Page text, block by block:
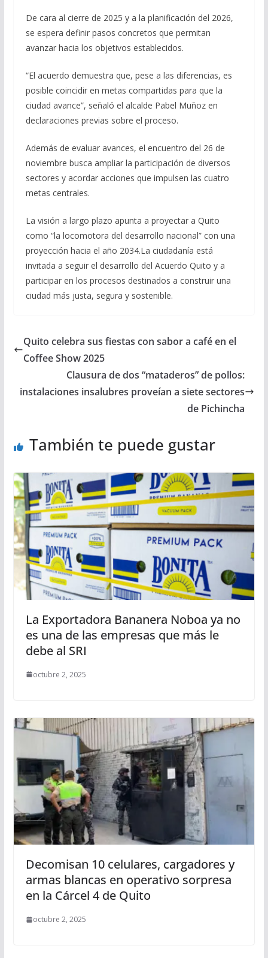
De cara al cierre de 2025 y a la planificación del 2026,
se espera definir pasos concretos que permitan
avanzar hacia los objetivos establecidos.
“El acuerdo demuestra que, pese a las diferencias, es
posible coincidir en metas compartidas para que la
ciudad avance”, señaló el alcalde Pabel Muñoz en
declaraciones previas sobre el proceso.
Además de evaluar avances, el encuentro del 26 de
noviembre busca ampliar la participación de diversos
sectores y acordar acciones que impulsen las cuatro
metas centrales.
La visión a largo plazo apunta a proyectar a Quito
como “la locomotora del desarrollo nacional” con una
proyección hacia el año 2034.La ciudadanía está
invitada a seguir el desarrollo del Acuerdo Quito y a
participar en los procesos destinados a construir una
ciudad más justa, segura y sostenible.
Quito celebra sus fiestas con sabor a café en el
Coffee Show 2025
Clausura de dos “mataderos” de pollos:
instalaciones insalubres proveían a siete sectores
de Pichincha
También te puede gustar
La Exportadora Bananera Noboa ya no
es una de las empresas que más le
debe al SRI
octubre 2, 2025
Decomisan 10 celulares, cargadores y
armas blancas en operativo sorpresa
en la Cárcel 4 de Quito
octubre 2, 2025